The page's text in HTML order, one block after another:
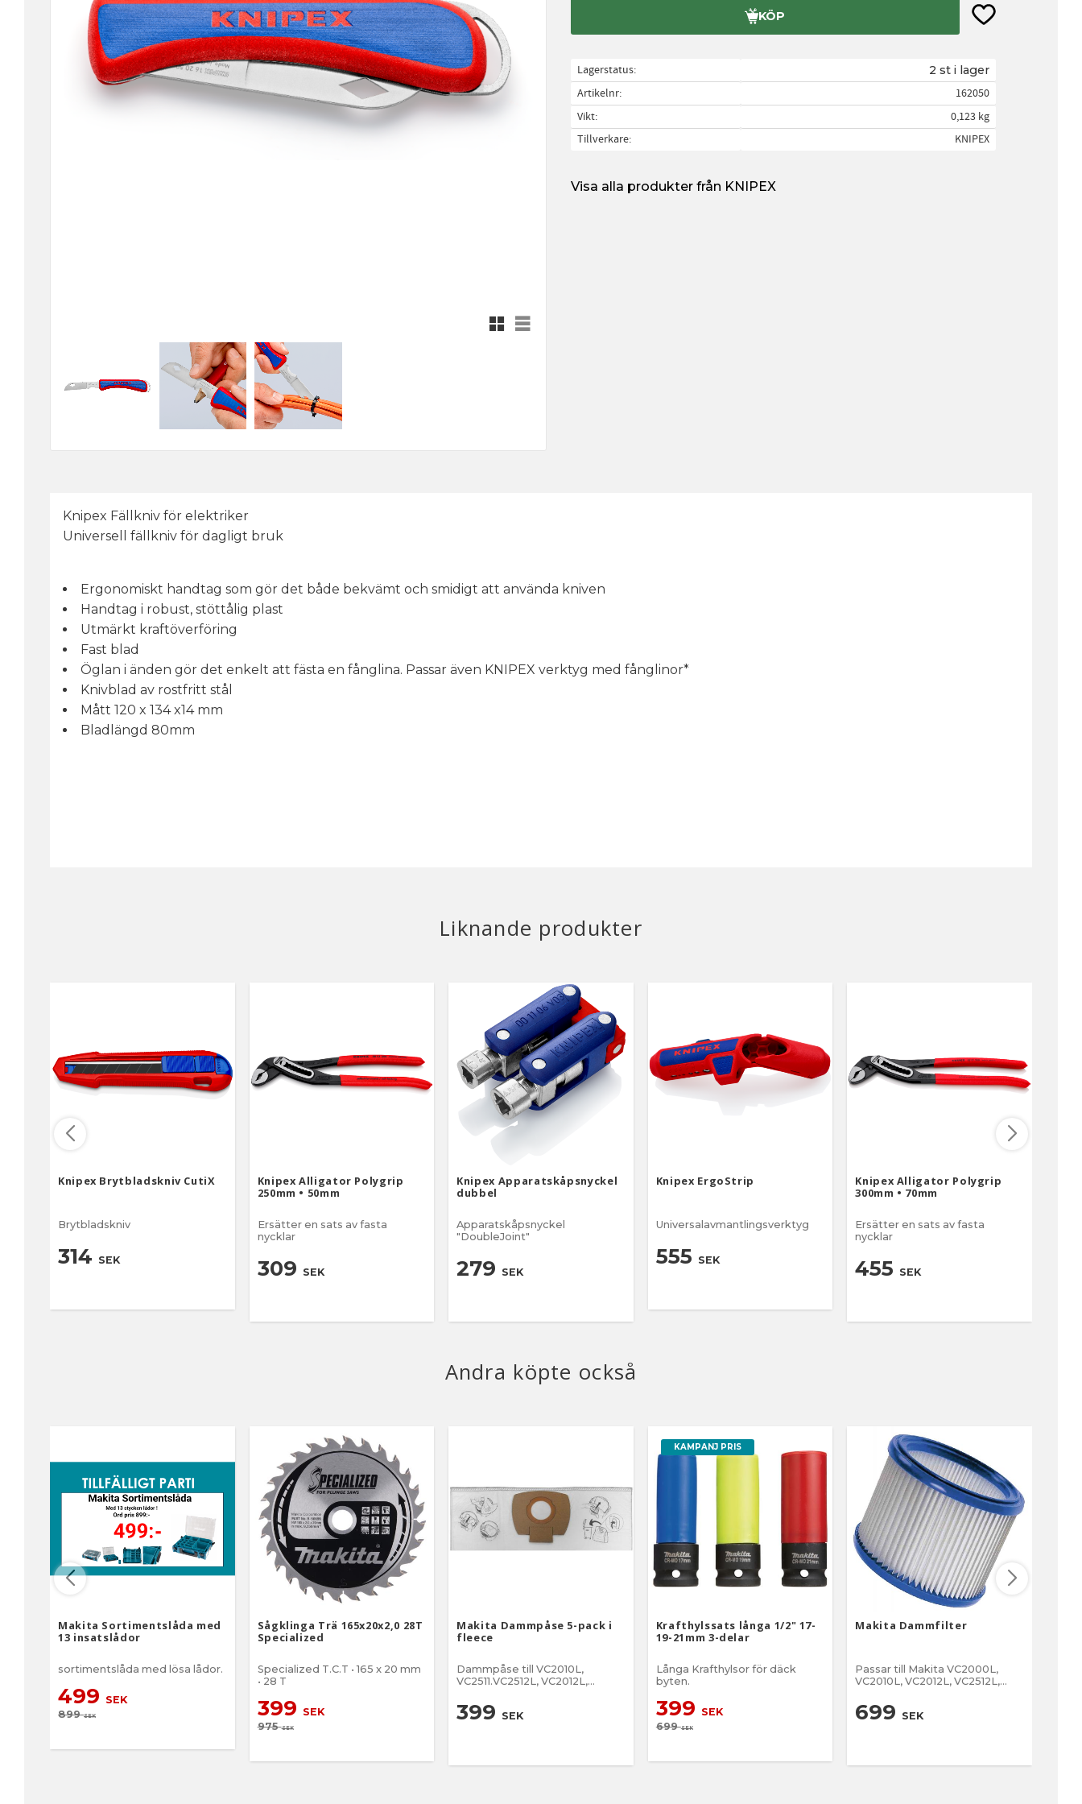
Rutnätsvy
Listvy
KÖP Lägg till i
Lagerstatus 2 st i lager
Artikelnr
162050
Vikt
0,123 kg
Tillverkare
KNIPEX
Visa alla produkter från KNIPEX
Knipex Fällkniv för elektriker
Universell fällkniv för dagligt bruk
Ergonomiskt handtag som gör det både bekvämt och smidigt att använda kniven
Handtag i robust, stöttålig plast
Utmärkt kraftöverföring
Fast blad
Öglan i änden gör det enkelt att fästa en fånglina. Passar även KNIPEX verktyg med fånglinor*
Knivblad av rostfritt stål
Mått 120 x 134 x14 mm
Bladlängd 80mm
Liknande produkter
Knipex Brytbladskniv CutiX
Brytbladskniv
314 SEK
Knipex Alligator Polygrip
250mm • 50mm
Ersätter en sats av fasta
nycklar
309 SEK
Knipex Apparatskåpsnyckel
dubbel
Apparatskåpsnyckel
"DoubleJoint"
279 SEK
Knipex ErgoStrip
Universalavmantlingsverktyg
555 SEK
Knipex Alligator Polygrip
300mm • 70mm
Ersätter en sats av fasta
nycklar
455 SEK
Andra köpte också
Makita Sortimentslåda med
13 insatslådor
sortimentslåda med lösa lådor.
499 SEK
899SEK
Sågklinga Trä 165x20x2,0 28T
Specialized
Specialized T.C.T • 165 x 20 mm
• 28 T
399 SEK
975SEK
Makita Dammpåse 5-pack i
fleece
Dammpåse till VC2010L,
VC2511.VC2512L, VC2012L,
399 SEK
KAMPANJ PRIS
Krafthylssats långa 1/2" 17-
19-21mm 3-delar
Långa Krafthylsor för däck
byten.
399 SEK
699SEK
Makita Dammfilter
Passar till Makita VC2000L,
VC2010L, VC2012L, VC2512L,
699 SEK